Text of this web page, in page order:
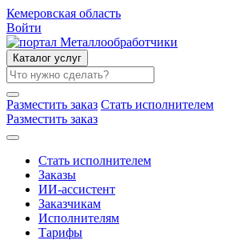
Кемеровская область
Войти
Каталог услуг
Разместить заказ Стать исполнителем
Разместить заказ
Стать исполнителем
Заказы
ИИ-ассистент
Заказчикам
Исполнителям
Тарифы